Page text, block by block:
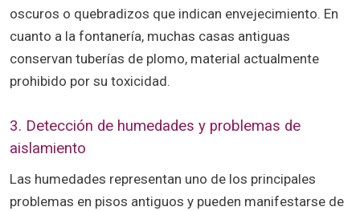
oscuros o quebradizos que indican envejecimiento. En
cuanto a la fontanería, muchas casas antiguas
conservan tuberías de plomo, material actualmente
prohibido por su toxicidad.
3. Detección de humedades y problemas de
aislamiento
Las humedades representan uno de los principales
problemas en pisos antiguos y pueden manifestarse de